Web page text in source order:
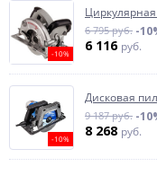
-10%
6 795 руб. -
6 116 руб.
-10%
Дисковая
9 187 руб. -
8 268 руб.